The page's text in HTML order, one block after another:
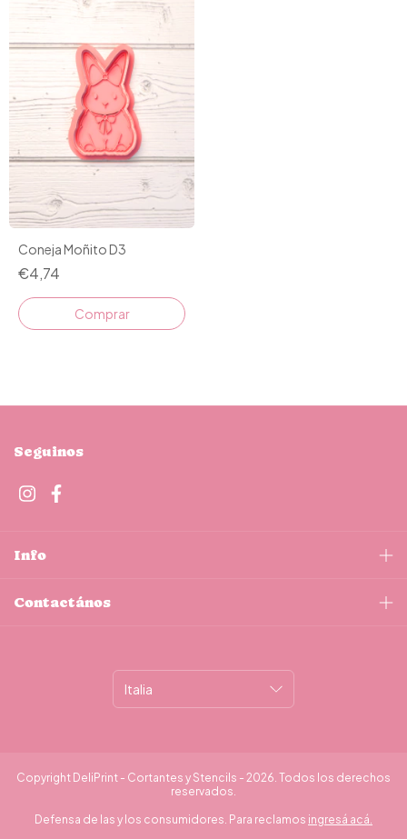
Coneja Moñito D3
€4,74
Comprar
Seguinos
Info
Contactános
Copyright DeliPrint - Cortantes y Stencils - 2026. Todos los derechos
reservados.
Defensa de las y los consumidores. Para reclamos ingresá acá.